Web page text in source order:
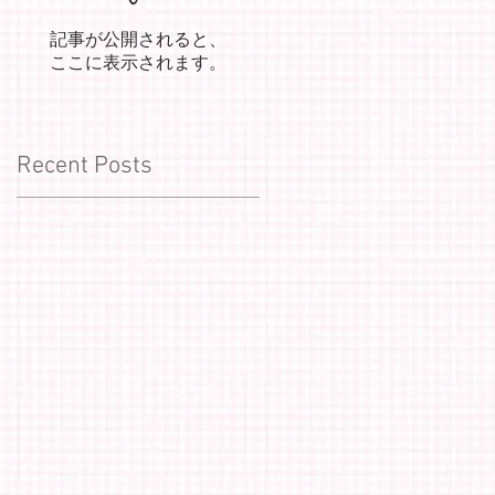
記事が公開されると、
ここに表示されます。
Recent Posts